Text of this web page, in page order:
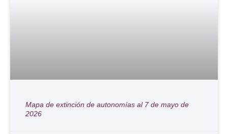
Mapa de extinción de autonomías al 7 de mayo de
2026